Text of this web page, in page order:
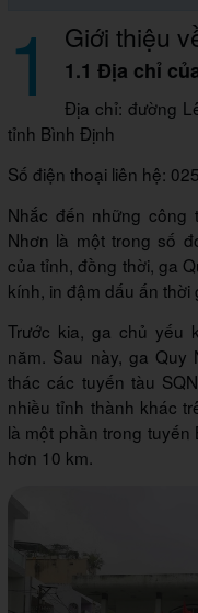
1 Giới thiệu
1.1 Địa chỉ
Địa chỉ: đường
tỉnh Bình Định
Số điện thoại liên hệ:
Nhắc đến những công
Nhơn là một trong số
của tỉnh, đồng thời, ga
kính, in đậm dấu ấn thời
Trước kia, ga chủ yếu
năm. Sau này, ga
thác các tuyến tàu
nhiều tỉnh thành khác
là một phần trong
hơn 10 km.